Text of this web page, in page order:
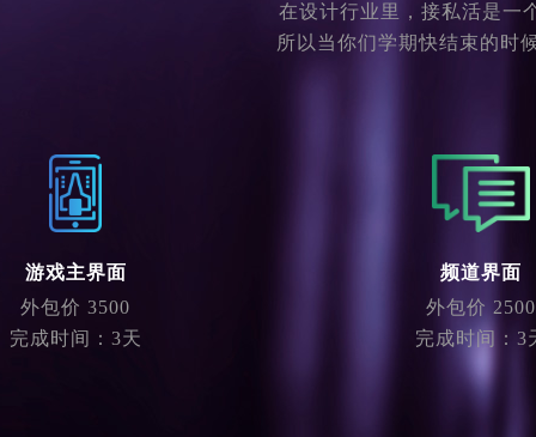
在设计行业里，接私活是一
所以当你们学期快结束的时
游戏主界面
外包价 3500
完成时间：3天
频道界面
外包价 2500
完成时间：3